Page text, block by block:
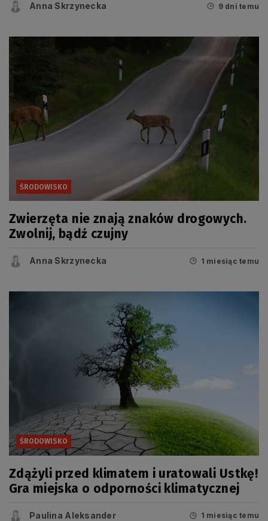
Anna Skrzynecka 9 dni temu
ŚRODOWISKO
Zwierzęta nie znają znaków drogowych.
Zwolnij, bądź czujny
Anna Skrzynecka 1 miesiąc temu
ŚRODOWISKO
Zdążyli przed klimatem i uratowali Ustkę!
Gra miejska o odporności klimatycznej
Paulina Aleksander 1 miesiąc temu